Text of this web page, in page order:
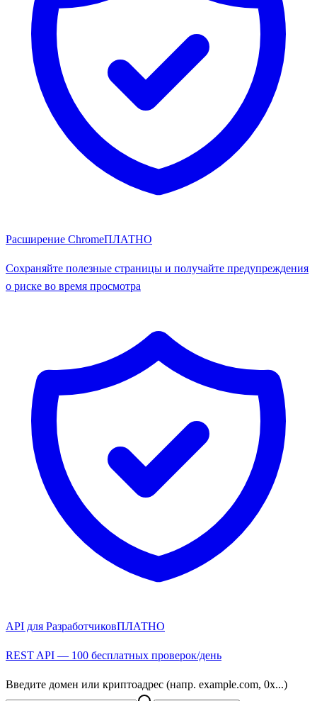
Расширение ChromeПЛАТНО
Сохраняйте полезные страницы и получайте предупреждения
о риске во время просмотра
API для РазработчиковПЛАТНО
REST API — 100 бесплатных проверок/день
Введите домен или криптоадрес (напр. example.com, 0x...)